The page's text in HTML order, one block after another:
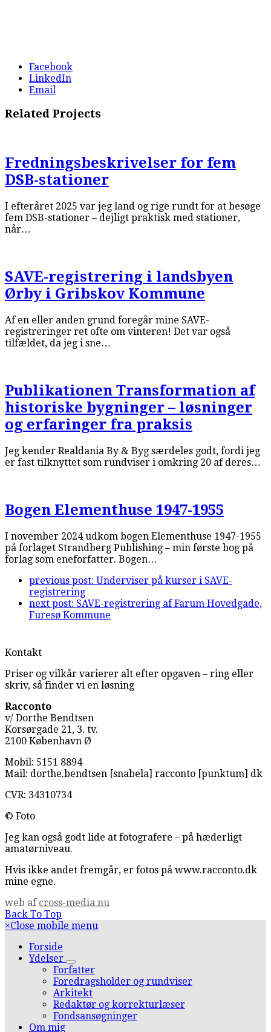
Facebook
LinkedIn
Email
Related Projects
Fredningsbeskrivelser for fem
DSB-stationer
I efteråret 2025 var jeg land og rige rundt for at besøge
fem DSB-stationer – dejligt praktisk med stationer,
når…
SAVE-registrering i landsbyen
Ørby i Gribskov Kommune
Af en eller anden grund foregår mine SAVE-
registreringer ret ofte om vinteren! Det var også
tilfældet, da jeg i sne…
Publikationen Transformation af
historiske bygninger – løsninger
og erfaringer fra praksis
Jeg kender Realdania By & Byg særdeles godt, fordi jeg
er fast tilknyttet som rundviser i omkring 20 af deres…
Bogen Elementhuse 1947-1955
I november 2024 udkom bogen Elementhuse 1947-1955
på forlaget Strandberg Publishing – min første bog på
forlag som eneforfatter. Bogen…
previous post: Underviser på kurser i SAVE-
registrering
next post: SAVE-registrering af Farum Hovedgade,
Furesø Kommune
Kontakt
Priser og vilkår varierer alt efter opgaven – ring eller
skriv, så finder vi en løsning
Racconto
v/ Dorthe Bendtsen
Korsørgade 21, 3. tv.
2100 København Ø
Mobil: 5151 8894
Mail: dorthe.bendtsen [snabela] racconto [punktum] dk
CVR: 34310734
© Foto
Jeg kan også godt lide at fotografere – på hæderligt
amatørniveau.
Hvis ikke andet fremgår, er fotos på www.racconto.dk
mine egne.
web af cross-media.nu
Back To Top
×Close mobile menu
Forside
Ydelser
Forfatter
Foredragsholder og rundviser
Arkitekt
Redaktør og korrekturlæser
Fondsansøgninger
Om mig